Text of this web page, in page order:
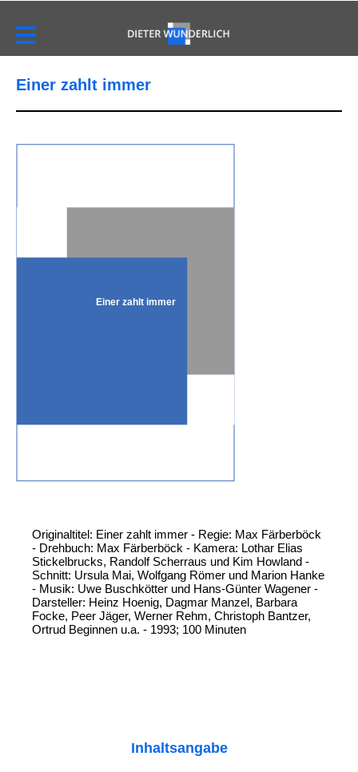
Einer zahlt immer
Einer zahlt immer
Originaltitel: Einer zahlt immer - Regie: Max Färberböck
- Drehbuch: Max Färberböck - Kamera: Lothar Elias
Stickelbrucks, Randolf Scherraus und Kim Howland -
Schnitt: Ursula Mai, Wolfgang Römer und Marion Hanke
- Musik: Uwe Buschkötter und Hans-Günter Wagener -
Darsteller: Heinz Hoenig, Dagmar Manzel, Barbara
Focke, Peer Jäger, Werner Rehm, Christoph Bantzer,
Ortrud Beginnen u.a. - 1993; 100 Minuten
Inhaltsangabe